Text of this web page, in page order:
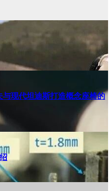
现代坦迪斯打造概念座椅的